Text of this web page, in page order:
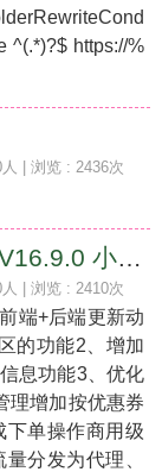
^(.*)?$ https://%
人 | 浏览 : 2436次
微信小程序 社群团购接龙V16.9.0 小程序前端+后端
人 | 浏览 : 2410次
端+后端更新动
的功能2、增加
息功能3、优化
理增加按优惠券
下单操作商用级
分发为代理、